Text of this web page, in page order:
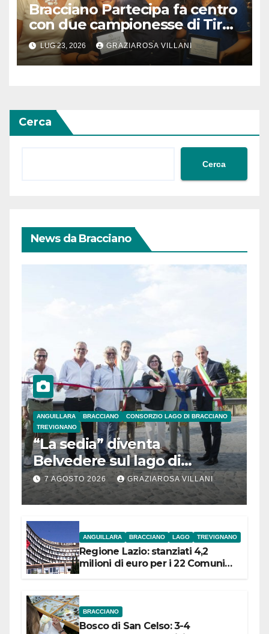
Bracciano Partecipa fa centro
con due campionesse di Tiro
a Segno in vista delle urne
LUG 23, 2026 GRAZIAROSA VILLANI
Cerca
Cerca
News da Bracciano
ANGUILLARA BRACCIANO
CONSORZIO LAGO DI BRACCIANO
TREVIGNANO
“La sedia” diventa
Belvedere sul lago di
Bracciano: ieri
l’inaugurazione
7 AGOSTO 2026 GRAZIAROSA VILLANI
ANGUILLARA BRACCIANO LAGO TREVIGNANO
Regione Lazio: stanziati 4,2
milioni di euro per i 22 Comuni
BRACCIANO
Bosco di San Celso: 3-4